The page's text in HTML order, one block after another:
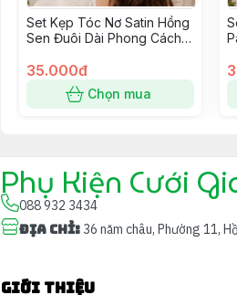
Set Kẹp Tóc Nơ Satin Hồng
Sen Đuôi Dài Phong Cách
35.000đ
Chọn mua
Phụ Kiện Cưới
088 932 3434
Địa chỉ: 36 năm châu, Phường 11,
Giới thiệu